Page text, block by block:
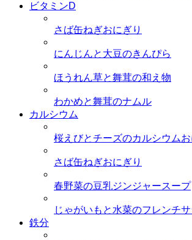
ビタミンD
さば缶ねぎおにぎり
にんじんと大豆のきんぴら
ほうれん草と舞茸の和え物
わかめと舞茸のナムル
カルシウム
桜えびとチーズのカルシウムお
さば缶ねぎおにぎり
春野菜の豆乳ジンジャースープ
じゃがいもと水菜のフレンチ
鉄分